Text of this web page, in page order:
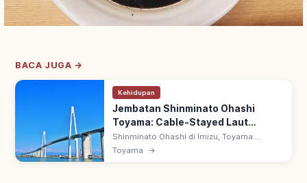
BACA JUGA →
Kehidupan
Jembatan Shinminato Ohashi
Toyama: Cable-Stayed Laut
Jepang, Tips Berkunjung
Shinminato Ohashi di Imizu, Toyama:
jembatan cable-stayed terbesar pesisir Laut
Jepang. Total 3,6 km, dibuka 2012; jalan di
Toyama →